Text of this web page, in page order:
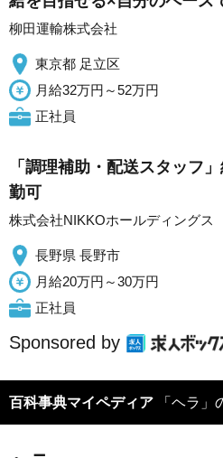
柳田運輸株式会社
東京都 足立区
月給32万円～52万円
正社員
「調理補助・配送スタッフ
勤可
株式会社NIKKOホールディングス
長野県 長野市
月給20万円～30万円
正社員
Sponsored by
百科事典マイペディア 「ヘラ